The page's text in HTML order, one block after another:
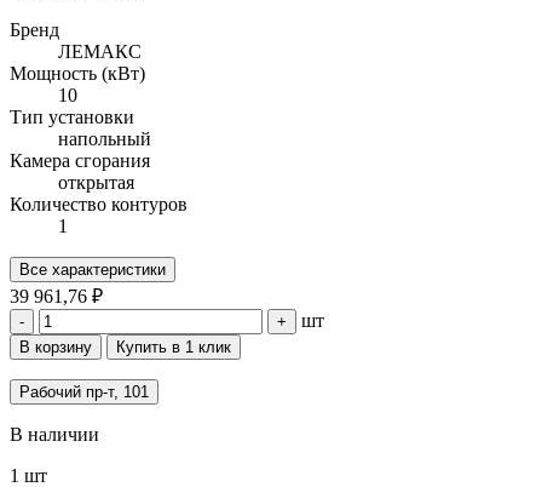
Бренд
ЛЕМАКС
Мощность (кВт)
10
Тип установки
напольный
Камера сгорания
открытая
Количество контуров
1
Все характеристики
39 961,76 ₽
- + шт
В корзину Купить в 1 клик
Рабочий пр-т, 101
В наличии
1 шт